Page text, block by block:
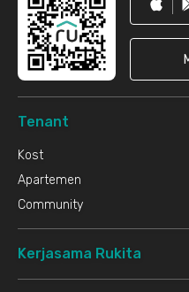
Tenant
Kost
Apartemen
Community
Kerjasama Rukita